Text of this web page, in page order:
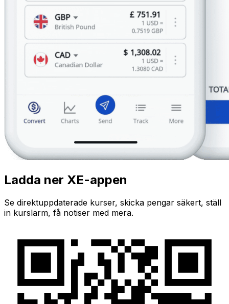
Ladda ner XE-appen
Se direktuppdaterade kurser, skicka pengar säkert, ställ
in kurslarm, få notiser med mera.